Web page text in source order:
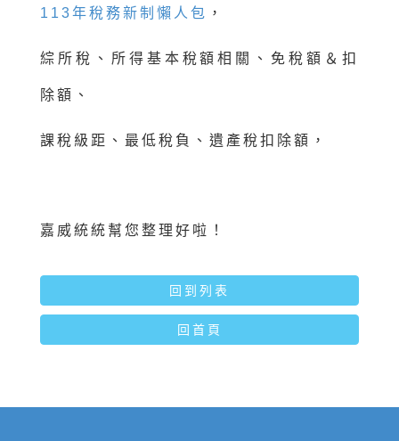
113年稅務新制懶人包 ，
綜所稅、所得基本稅額相關、免稅額＆扣
除額、
課稅級距、最低稅負、遺產稅扣除額，
嘉威統統幫您整理好啦！
回到列表
回首頁